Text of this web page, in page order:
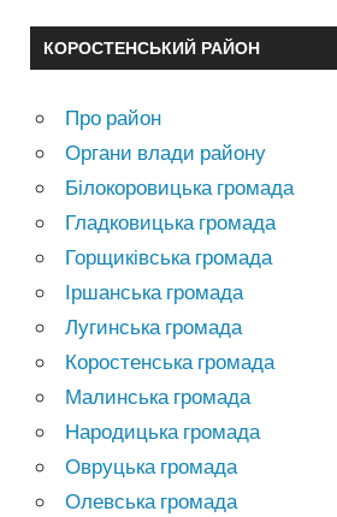
КОРОСТЕНСЬКИЙ РАЙОН
Про район
Органи влади району
Білокоровицька громада
Гладковицька громада
Горщиківська громада
Іршанська громада
Лугинська громада
Коростенська громада
Малинська громада
Народицька громада
Овруцька громада
Олевська громада